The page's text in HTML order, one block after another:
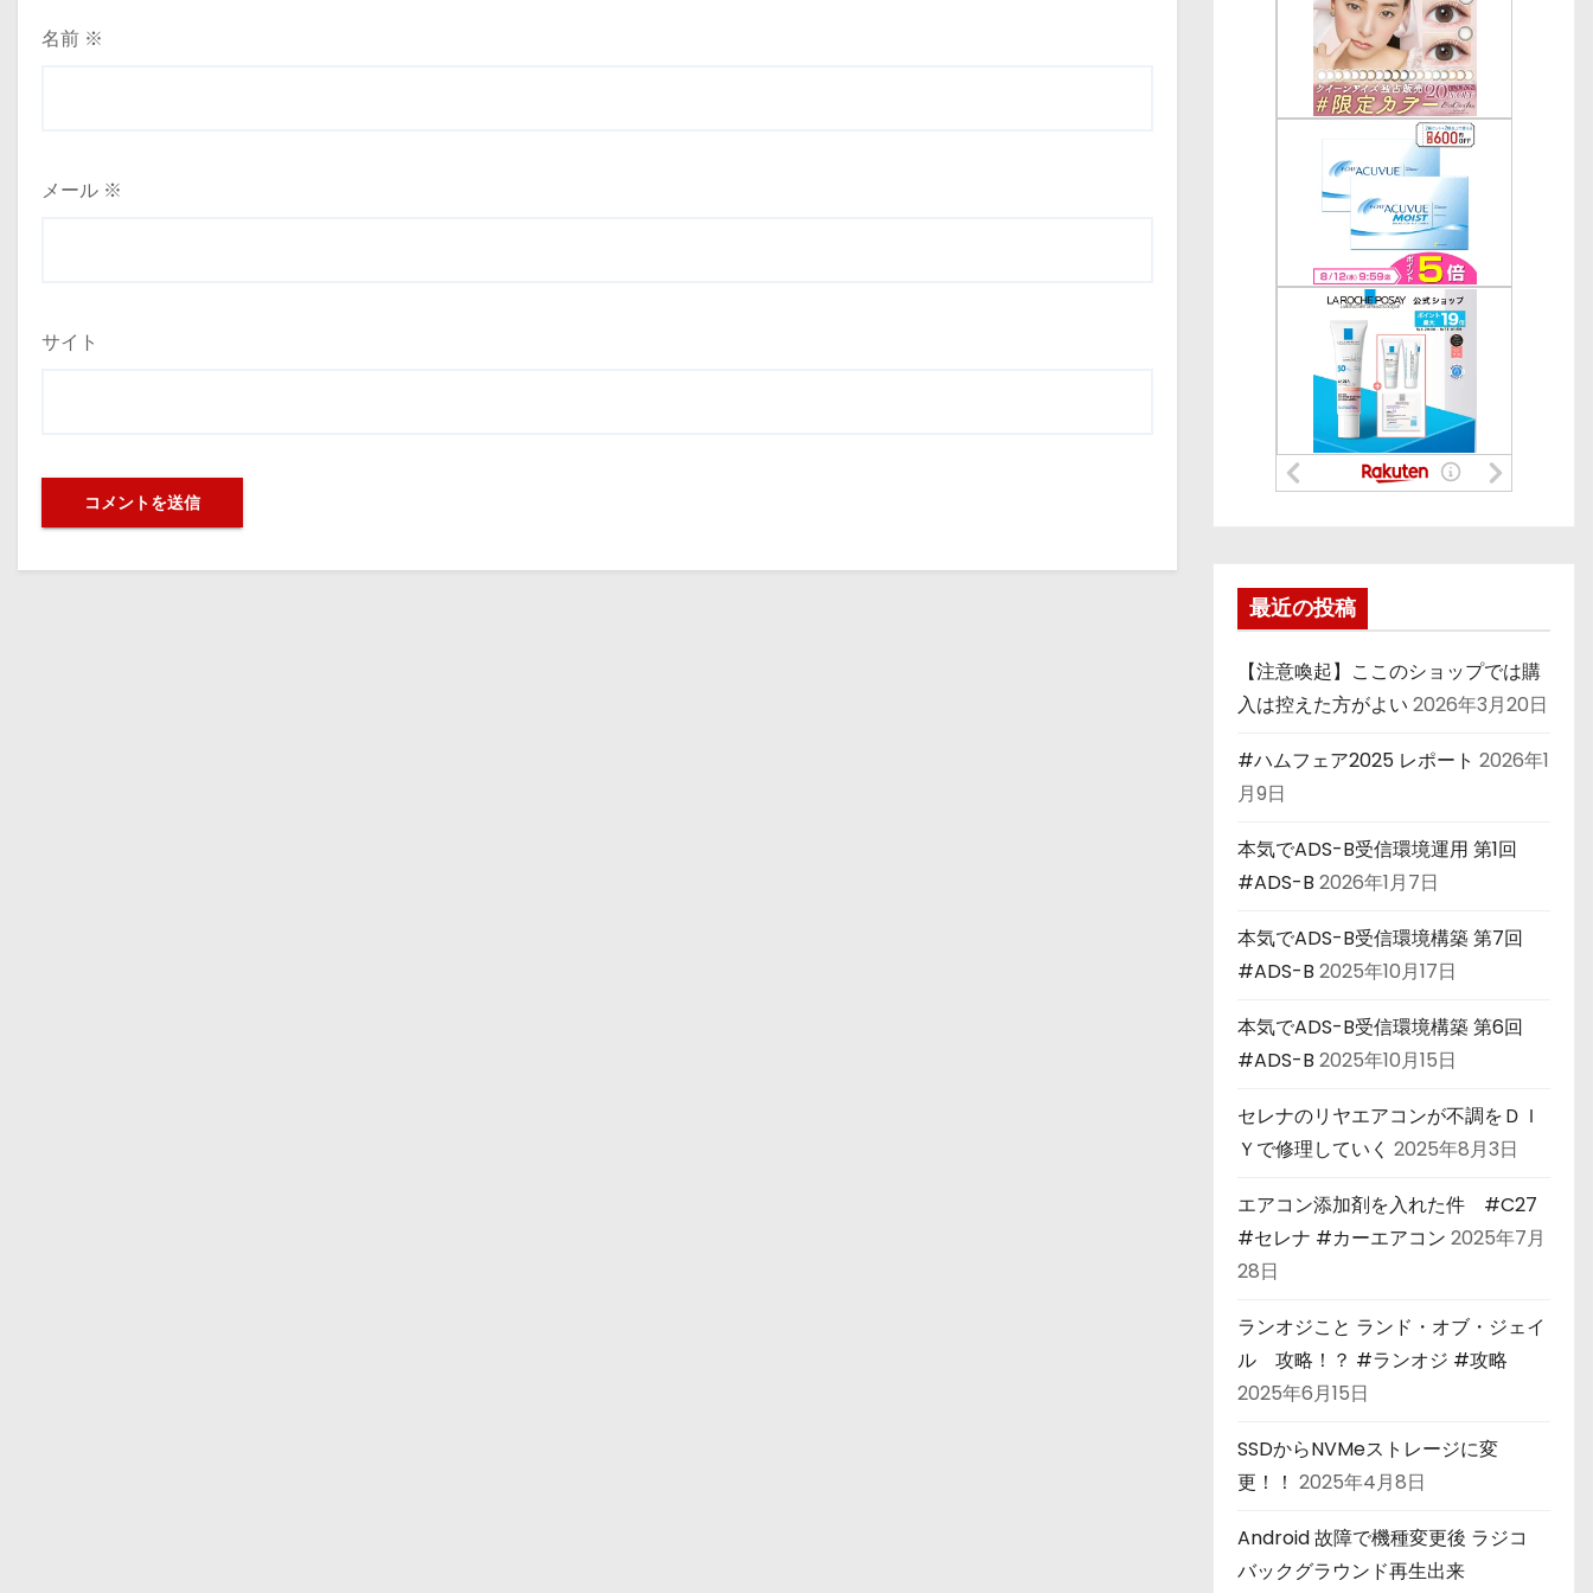
名前 ※
メール ※
サイト
最近の投稿
【注意喚起】ここのショップでは購
入は控えた方がよい 2026年3月20日
#ハムフェア2025 レポート 2026年1
月9日
本気でADS-B受信環境運用 第1回
#ADS-B 2026年1月7日
本気でADS-B受信環境構築 第7回
#ADS-B 2025年10月17日
本気でADS-B受信環境構築 第6回
#ADS-B 2025年10月15日
セレナのリヤエアコンが不調をＤＩ
Ｙで修理していく 2025年8月3日
エアコン添加剤を入れた件 #C27
#セレナ #カーエアコン 2025年7月
28日
ランオジこと ランド・オブ・ジェイ
ル 攻略！？ #ランオジ #攻略
2025年6月15日
SSDからNVMeストレージに変
更！！ 2025年4月8日
Android 故障で機種変更後 ラジコ
バックグラウンド再生出来